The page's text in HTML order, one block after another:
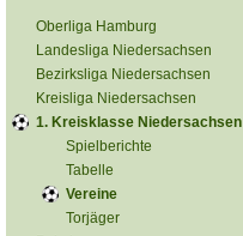
Oberliga Hamburg
Landesliga Niedersachsen
Bezirksliga Niedersachsen
Kreisliga Niedersachsen
1. Kreisklasse Niedersachsen
Spielberichte
Tabelle
Vereine
Torjäger